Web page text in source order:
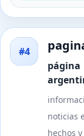
#4
página
noticias
hechos